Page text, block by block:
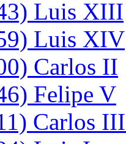
Luis XIII
Luis XIV
Carlos II
Felipe V
Carlos